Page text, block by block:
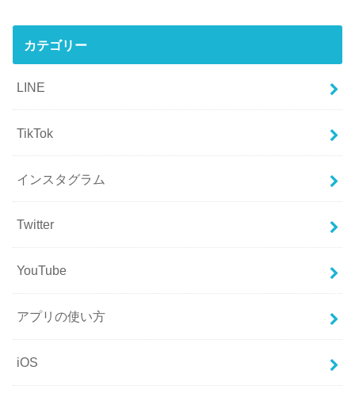
カテゴリー
LINE
TikTok
インスタグラム
Twitter
YouTube
アプリの使い方
iOS